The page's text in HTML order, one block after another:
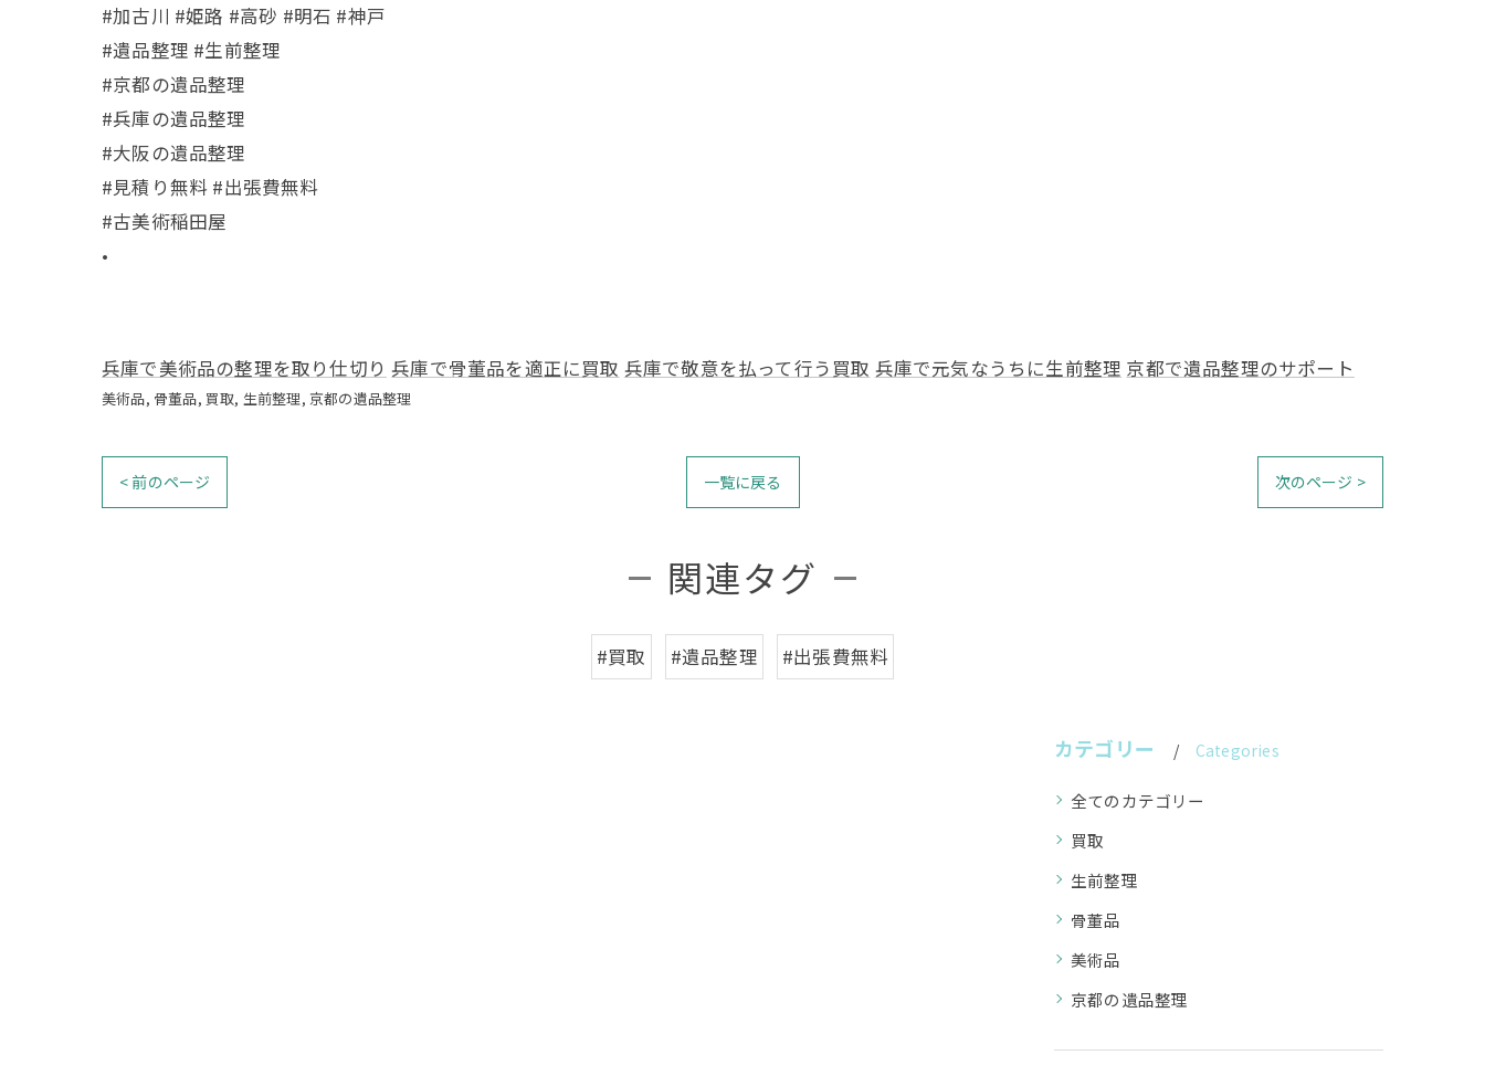
#加古川 #姫路 #高砂 #明石 #神戸
#遺品整理 #生前整理
#京都の遺品整理
#兵庫の遺品整理
#大阪の遺品整理
#見積り無料 #出張費無料
#古美術稲田屋
•
兵庫で美術品の整理を取り仕切り 兵庫で骨董品を適正に買取 兵庫で敬意を払って行う買取 兵庫で元気なうちに生前整理 京都で遺品整理のサポート
美術品 骨董品 買取 生前整理 京都の遺品整理
< 前のページ 一覧に戻る 次のページ >
関連タグ
#買取 #遺品整理 #出張費無料
カテゴリー Categories
全てのカテゴリー
買取
生前整理
骨董品
美術品
京都の遺品整理